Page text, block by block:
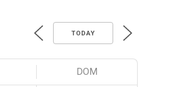
TODAY
DOM